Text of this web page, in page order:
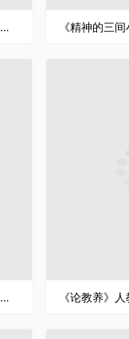
《怀疑与学问》人教版九年级上册语文PPT课件
《刘姥姥进大观园》人教版九年级上册语文PPT课件